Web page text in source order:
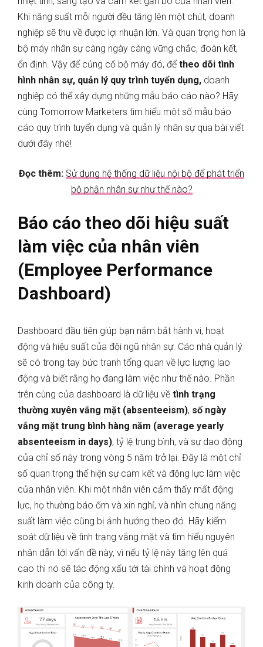
Khi năng suất mỗi người đều tăng lên một chút, doanh
nghiệp sẽ thu về được lợi nhuận lớn. Và quan trọng hơn là
bộ máy nhân sự càng ngày càng vững chắc, đoàn kết,
ổn định. Vậy để củng cố bộ máy đó, đểtheo dõi tình
hình nhân sự, quản lý quy trình tuyển dụng, doanh
nghiệp có thể xây dựng những mẫu báo cáo nào? Hãy
cùng Tomorrow Marketers tìm hiểu một số mẫu báo
cáo quy trình tuyển dụng và quản lý nhân sự qua bài viết
dưới đây nhé!
Đọc thêm: Sử dụng hệ thống dữ liệu nội bộ để phát triển
bộ phận nhân sự như thế nào?
Báo cáo theo dõi hiệu suất
làm việc của nhân viên
(Employee Performance
Dashboard)
Dashboard đầu tiên giúp bạn nắm bắt hành vi, hoạt
động và hiệu suất của đội ngũ nhân sự. Các nhà quản lý
sẽ có trong tay bức tranh tổng quan về lực lượng lao
động và biết rằng họ đang làm việc như thế nào. Phần
trên cùng của dashboard là dữ liệu về tình trạng
thường xuyên vắng mặt (absenteeism), số ngày
vắng mặt trung bình hàng năm (average yearly
absenteeism in days), tỷ lệ trung bình, và sự dao động
của chỉ số này trong vòng 5 năm trở lại. Đây là một chỉ
số quan trọng thể hiện sự cam kết và động lực làm việc
của nhân viên. Khi một nhân viên cảm thấy mất động
lực, họ thường báo ốm và xin nghỉ, và nhìn chung năng
suất làm việc cũng bị ảnh hưởng theo đó. Hãy kiểm
soát dữ liệu về tình trạng vắng mặt và tìm hiểu nguyên
nhân dẫn tới vấn đề này, vì nếu tỷ lệ này tăng lên quá
cao thì nó sẽ tác động xấu tới tài chính và hoạt động
kinh doanh của công ty.